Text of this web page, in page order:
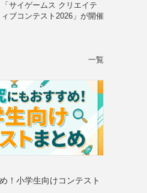
「サイゲームス クリエイテ
ィブコンテスト2026」が開催
一覧
！小学生向けコンテスト